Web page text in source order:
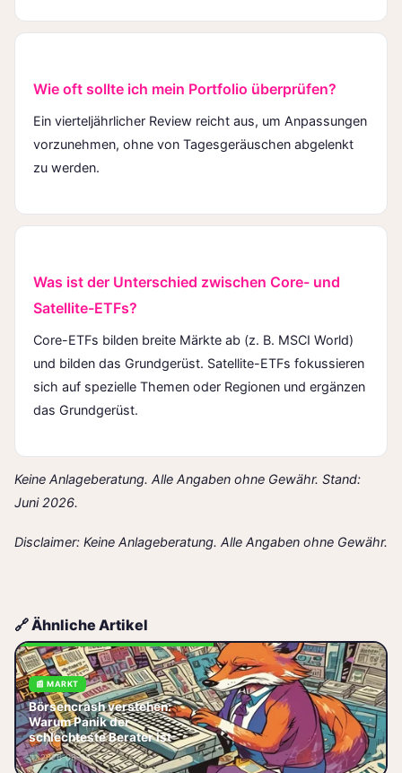
Wie oft sollte ich mein Portfolio überprüfen?
Ein vierteljährlicher Review reicht aus, um Anpassungen
vorzunehmen, ohne von Tagesgeräuschen abgelenkt
zu werden.
Was ist der Unterschied zwischen Core- und
Satellite-ETFs?
Core-ETFs bilden breite Märkte ab (z. B. MSCI World)
und bilden das Grundgerüst. Satellite-ETFs fokussieren
sich auf spezielle Themen oder Regionen und ergänzen
das Grundgerüst.
Keine Anlageberatung. Alle Angaben ohne Gewähr. Stand:
Juni 2026.
Disclaimer: Keine Anlageberatung. Alle Angaben ohne Gewähr.
🔗 Ähnliche Artikel
📰 MARKT
Börsencrash verstehen:
Warum Panik der
schlechteste Berater ist
📅 2026-06-05
Börsencrash verstehen: So
nutzen Sie Muster, Psychologie
& ETF-Strategien, um Panik zu
vermeiden und langfristig zu